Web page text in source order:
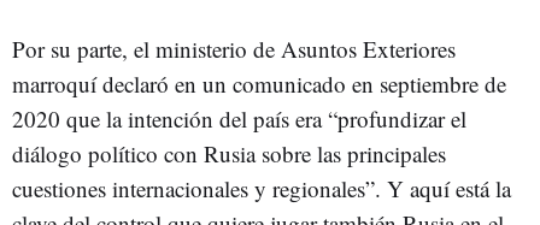
Por su parte, el ministerio de Asuntos Exteriores
marroquí declaró en un comunicado en septiembre de
2020 que la intención del país era “profundizar el
diálogo político con Rusia sobre las principales
cuestiones internacionales y regionales”. Y aquí está la